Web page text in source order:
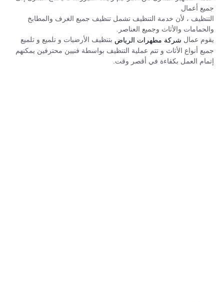
جميع أعمال
التنظيف ، لأن خدمة التنظيف تشمل تنظيف جميع الغرف والمطابخ
والحمامات والأثاث وجميع العناصر.
يقوم عمال شركة مطهرات الرياض بتنظيف الأرضيات و تلميع و تلميع
جميع أنواع الأثاث و تتم عملية التنظيف بواسطة فنيين محترفين يمكنهم
إتمام العمل بكفاءة في أقصر وقت.